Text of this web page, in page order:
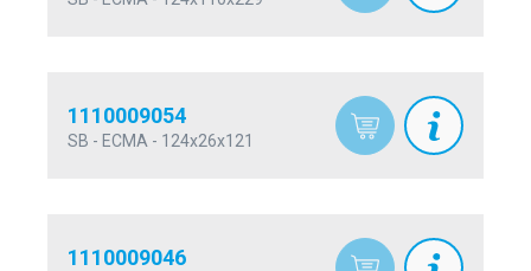
1110009054
SB - ECMA - 124x26x121
1110009046